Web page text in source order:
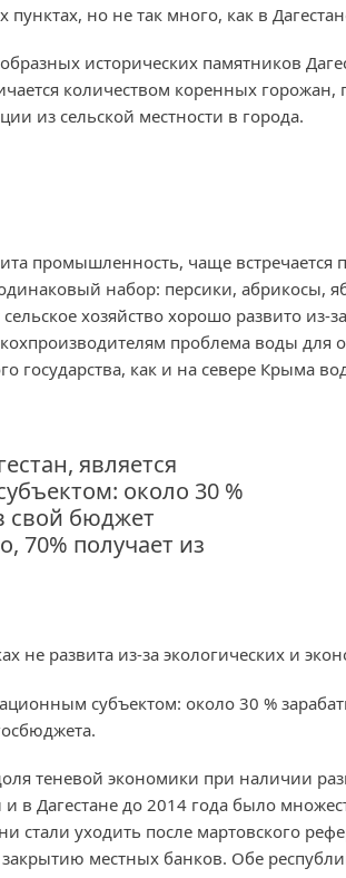
но не так много, как в
исторических памятников
количеством коренных горожан,
из сельской местности в города.
промышленность, чаще встречается
набор: персики, абрикосы,
хозяйство хорошо развито из-
проблема воды для
государства, как и на севере Крыма
является
около 30 %
свой бюджет
70% получает из
не развита из-за экологических и
субъектом: около 30 %
теневой экономики при наличии
в Дагестане до 2014 года было
стали уходить после мартовского
местных банков. Обе